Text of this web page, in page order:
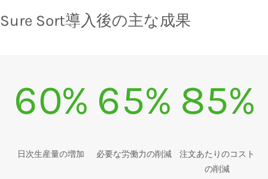
Sure Sort導入後の主な成果
60%
日次生産量の増加
65%
必要な労働力の削減
85%
注文あたりのコスト
の削減